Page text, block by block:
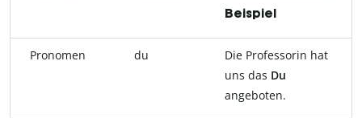
Beispiel
Pronomen du
Die Professorin hat
uns das Du
angeboten.